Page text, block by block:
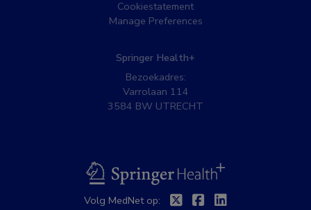
Cookiestatement
Manage Preferences
Springer Health+
Bezoekadres:
Varrolaan 114
3584 BW UTRECHT
BSL
Volg MedNet op: TwitterFacebook
Linkedin